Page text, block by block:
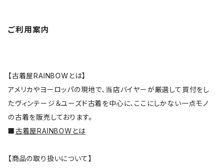
ご利用案内
【古着屋RAINBOWとは】
アメリカやヨーロッパの現地で、当店バイヤーが厳選して買付をし
たヴィンテージ＆ユーズド古着を中心に、ここにしかない一点モノ
の古着を販売しております。
■古着屋RAINBOWとは
【商品の取り扱いについて】